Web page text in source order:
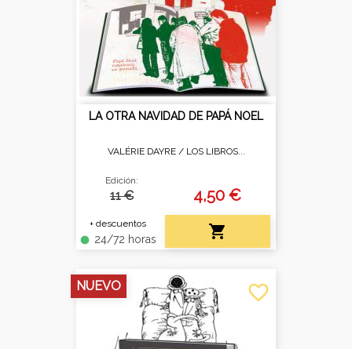
LA OTRA NAVIDAD DE PAPÁ NOEL
VALÉRIE DAYRE / LOS LIBROS...
Edición:
11 €
+ descuentos
fiber_manual_record 24/72 horas
4,50 €

favorite_border
NUEVO